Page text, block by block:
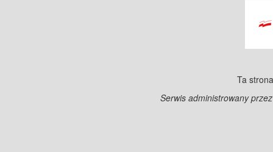
Ta
Serwis administrowany